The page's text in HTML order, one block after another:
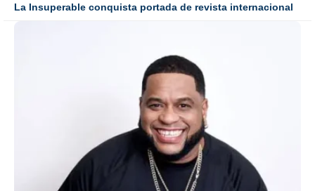
La Insuperable conquista portada de revista internacional